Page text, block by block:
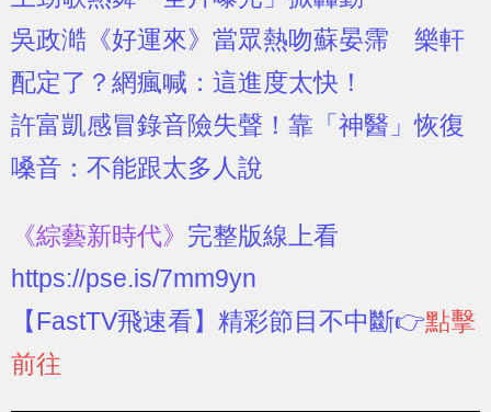
吳政澔《好運來》當眾熱吻蘇晏霈 樂軒
配定了？網瘋喊：這進度太快！
許富凱感冒錄音險失聲！靠「神醫」恢復
嗓音：不能跟太多人說
《綜藝新時代》 完整版線上看
https://pse.is/7mm9yn
【FastTV飛速看】精彩節目不中斷👉點擊
前往